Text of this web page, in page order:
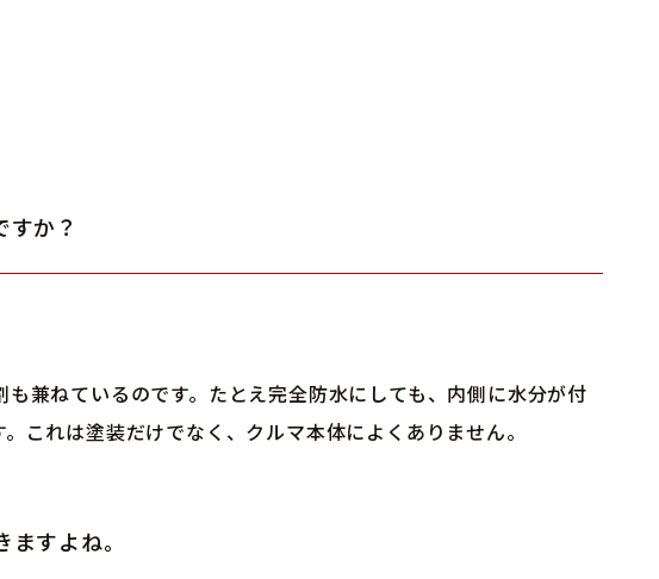
か？
兼ねているのです。たとえ完全防水にしても、内側に水分が付
これは塗装だけでなく、クルマ本体によくありません。
すよね。